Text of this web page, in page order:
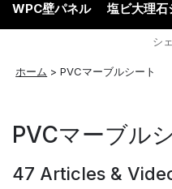
WPC壁パネル 塩ビ大理石
ホーム >PVCマーブルシート
シ
PVCマーブル
47 Articles &